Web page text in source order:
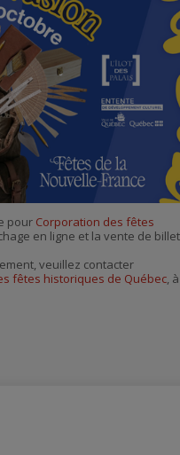
pour Corporation des fêtes
en ligne et la vente de
veuillez contacter
fêtes historiques de Québec, à